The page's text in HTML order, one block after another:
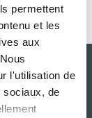
permettent
et les
aux
l'utilisation de
sociaux, de